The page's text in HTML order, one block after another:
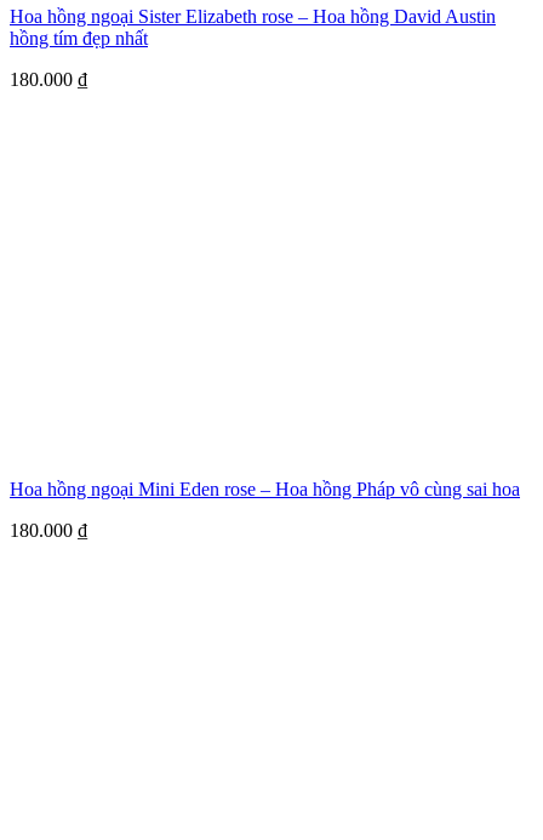
Hoa hồng ngoại Sister Elizabeth rose – Hoa hồng David Austin
hồng tím đẹp nhất
180.000 ₫
Hoa hồng ngoại Mini Eden rose – Hoa hồng Pháp vô cùng sai hoa
180.000 ₫